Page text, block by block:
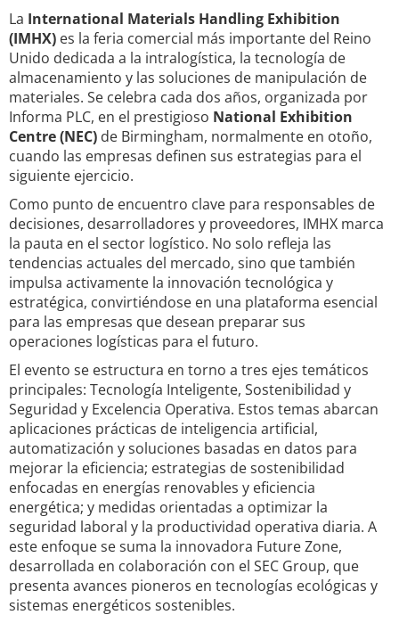
La International Materials Handling Exhibition
(IMHX) es la feria comercial más importante del Reino
Unido dedicada a la intralogística, la tecnología de
almacenamiento y las soluciones de manipulación de
materiales. Se celebra cada dos años, organizada por
Informa PLC, en el prestigioso National Exhibition
Centre (NEC) de Birmingham, normalmente en otoño,
cuando las empresas definen sus estrategias para el
siguiente ejercicio.
Como punto de encuentro clave para responsables de
decisiones, desarrolladores y proveedores, IMHX marca
la pauta en el sector logístico. No solo refleja las
tendencias actuales del mercado, sino que también
impulsa activamente la innovación tecnológica y
estratégica, convirtiéndose en una plataforma esencial
para las empresas que desean preparar sus
operaciones logísticas para el futuro.
El evento se estructura en torno a tres ejes temáticos
principales: Tecnología Inteligente, Sostenibilidad y
Seguridad y Excelencia Operativa. Estos temas abarcan
aplicaciones prácticas de inteligencia artificial,
automatización y soluciones basadas en datos para
mejorar la eficiencia; estrategias de sostenibilidad
enfocadas en energías renovables y eficiencia
energética; y medidas orientadas a optimizar la
seguridad laboral y la productividad operativa diaria. A
este enfoque se suma la innovadora Future Zone,
desarrollada en colaboración con el SEC Group, que
presenta avances pioneros en tecnologías ecológicas y
sistemas energéticos sostenibles.